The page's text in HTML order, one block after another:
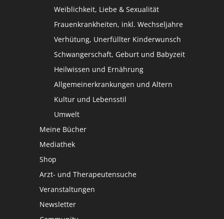
Weiblichkeit, Liebe & Sexualität
Frauenkrankheiten, inkl. Wechseljahre
Verhütung, Unerfüllter Kinderwunsch
Schwangerschaft, Geburt und Babyzeit
Heilwissen und Ernährung
Allgemeinerkrankungen und Altern
Kultur und Lebensstil
Umwelt
Meine Bücher
Mediathek
Shop
Arzt- und Therapeutensuche
Veranstaltungen
Newsletter